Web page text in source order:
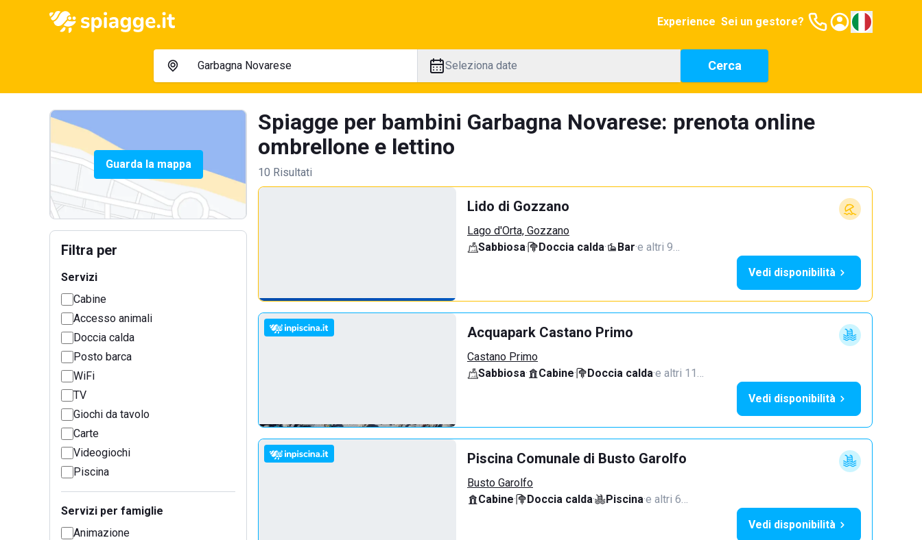
Experience Sei un gestore?
Seleziona date Cerca
Guarda la mappa
Filtra per
Servizi
Cabine
Accesso animali
Doccia calda
Posto barca
WiFi
TV
Giochi da tavolo
Carte
Videogiochi
Piscina
Servizi per famiglie
Animazione
Spiagge per bambini Garbagna Novarese: prenota online
ombrellone e lettino
10 Risultati
Lido di Gozzano
Lago d'Orta, Gozzano
Sabbiosa· Doccia calda· Bar·e altri 9…
Vedi disponibilità
Acquapark Castano Primo
Castano Primo
Sabbiosa· Cabine· Doccia calda·e altri 11…
Vedi disponibilità
Piscina Comunale di Busto Garolfo
Busto Garolfo
Cabine· Doccia calda· Piscina·e altri 6…
Vedi disponibilità